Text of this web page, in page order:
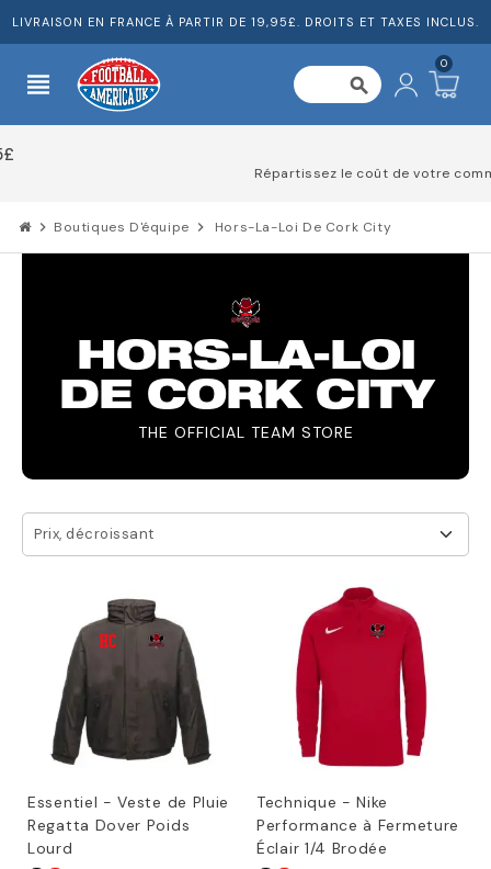
LIVRAISON EN FRANCE À PARTIR DE 19,95£. DROITS ET TAXES INCLUS.
view_headline search
0
Répartissez le coût de votre commande
chevron_right Boutiques D'équipe chevron_right Hors-La-Loi De Cork City
HORS-LA-LOI
DE CORK CITY
THE OFFICIAL TEAM STORE
Prix, décroissant
Essentiel - Veste de Pluie
Regatta Dover Poids
Lourd
Technique - Nike
Performance à Fermeture
Éclair 1/4 Brodée